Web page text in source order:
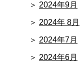
2024年9月
2024年 8月
2024年7月
2024年6月